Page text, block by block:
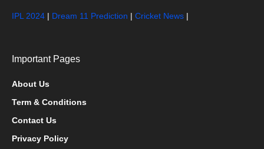
IPL 2024 | Dream 11 Prediction | Cricket News |
Important Pages
About Us
Term & Conditions
Contact Us
Privacy Policy